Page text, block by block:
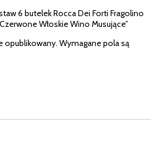
6 butelek Rocca Dei Forti Fragolino
Włoskie Wino Musujące”
opublikowany. Wymagane pola są